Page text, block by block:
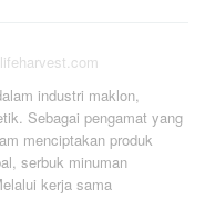
industri maklon,
Sebagai pengamat yang
menciptakan produk
serbuk minuman
kerja sama